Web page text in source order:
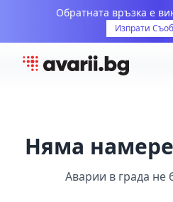
Обратната връзка е
Изпрати
Няма
Аварии в града не